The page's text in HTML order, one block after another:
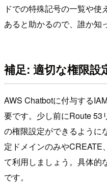
ドでの特殊記号の一覧や
あると助かるので、誰か知
補足: 適切な権限設
AWS Chatbotに付与する
要です。少し前にRoute 53
の権限設定ができるように
定ドメインのみやCREATE
て利用しましょう。具体的
です。